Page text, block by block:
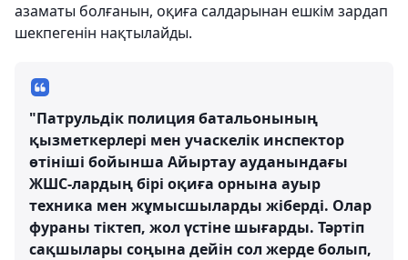
азаматы болғанын, оқиға салдарынан ешкім зардап
шекпегенін нақтылайды.
"Патрульдік полиция батальонының
қызметкерлері мен учаскелік инспектор
өтініші бойынша Айыртау ауданындағы
ЖШС-лардың бірі оқиға орнына ауыр
техника мен жұмысшыларды жіберді. Олар
фураны тіктеп, жол үстіне шығарды. Тәртіп
сақшылары соңына дейін сол жерде болып,